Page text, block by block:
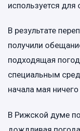
используется
В результате
получили
подходящая
специальным
начала мая
В Рижской думе